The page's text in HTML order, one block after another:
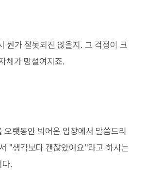
뭔가 잘못되진 않을지. 그 걱정이 크
체가 망설여지죠.
오랫동안 뵈어온 입장에서 말씀드리
"생각보다 괜찮았어요"라고 하시는
.